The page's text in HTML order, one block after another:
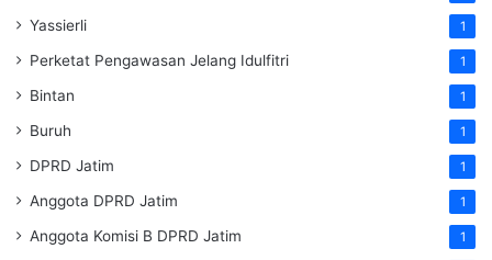
Yassierli 1
Perketat Pengawasan Jelang Idulfitri 1
Bintan 1
Buruh 1
DPRD Jatim 1
Anggota DPRD Jatim 1
Anggota Komisi B DPRD Jatim 1